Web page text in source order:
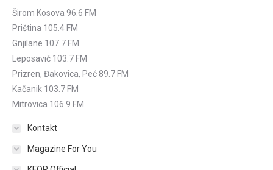
Širom Kosova 96.6 FM
Priština 105.4 FM
Gnjilane 107.7 FM
Leposavić 103.7 FM
Prizren, Đakovica, Peć 89.7 FM
Kačanik 103.7 FM
Mitrovica 106.9 FM
Kontakt
Magazine For You